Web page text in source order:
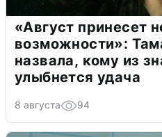
«Август принесет
возможности»:
назвала, кому из
улыбнется удача
8 августа 94